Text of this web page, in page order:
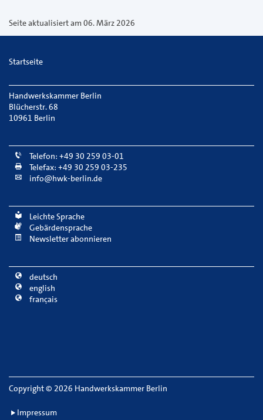
versenden
Seite aktualisiert am 06. März 2026
Startseite
Handwerkskammer Berlin
Blücherstr. 68
10961 Berlin
Telefon: +49 30 259 03-01
Telefax: +49 30 259 03-235
info@hwk-berlin.de
Leichte Sprache
Gebärdensprache
Newsletter abonnieren
deutsch
english
français
Copyright© 2026 Handwerkskammer Berlin
Impressum